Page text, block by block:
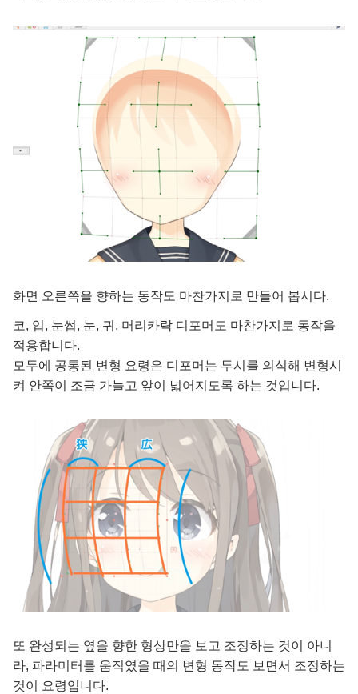
화면 오른쪽을 향하는 동작도 마찬가지로 만들어 봅시다.
코, 입, 눈썹, 눈, 귀, 머리카락 디포머도 마찬가지로 동작을
적용합니다.
모두에 공통된 변형 요령은 디포머는 투시를 의식해 변형시
켜 안쪽이 조금 가늘고 앞이 넓어지도록 하는 것입니다.
또 완성되는 옆을 향한 형상만을 보고 조정하는 것이 아니
라, 파라미터를 움직였을 때의 변형 동작도 보면서 조정하는
것이 요령입니다.